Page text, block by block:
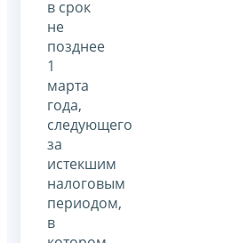
в срок
не
позднее
1
марта
года,
следующего
за
истекшим
налоговым
периодом,
в